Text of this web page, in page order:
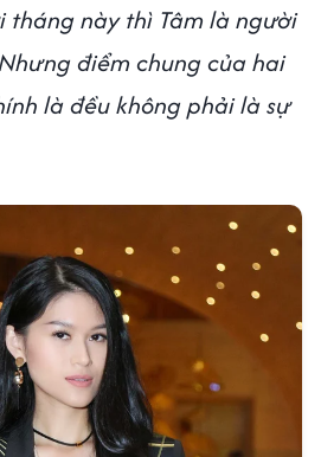
tháng này thì Tâm là người
điểm chung của hai
là đều không phải là sự